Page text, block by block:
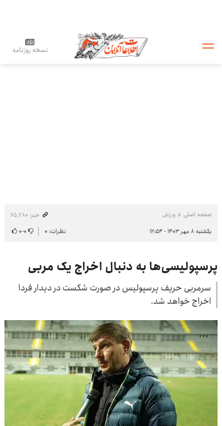
نسخه روزنامه
صفحه اصلی ورزش
خبر: ۶۵٬۷۸۰
یکشنبه ۸ مهر ۱۴۰۳ - ۱۲:۵۴
نظرات: ۰ ۰-۰
پرسپولیسی‌ها به دنبال اخراج یک مربی
سرمربی حریف پرسپولیس در صورت شکست در دیدار فردا
اخراج خواهد شد.